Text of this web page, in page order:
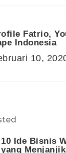
Fatrio,
Indonesia
10,
10 Ide Bisnis
yang